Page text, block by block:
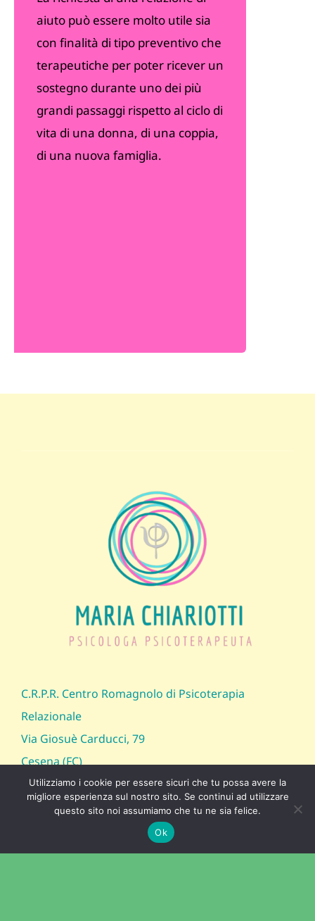
aiuto può essere molto utile sia
con finalità di tipo preventivo che
terapeutiche per poter ricever un
sostegno durante uno dei più
grandi passaggi rispetto al ciclo di
vita di una donna, di una coppia,
di una nuova famiglia.
C.R.P.R. Centro Romagnolo di Psicoterapia
Relazionale
Via Giosuè Carducci, 79
Cesena (FC)
chiariotti.maria@gmail.com
Utilizziamo i cookie per essere sicuri che tu possa avere la
migliore esperienza sul nostro sito. Se continui ad utilizzare
questo sito noi assumiamo che tu ne sia felice.
Ok